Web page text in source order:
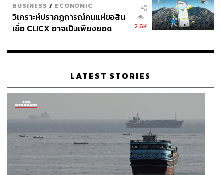
BUSINESS / ECONOMIC
วิเคราะห์ปรากฏการณ์คนแห่ขอสิน
เชื่อ CLICX อาจเป็นเพียงยอด
เรือนไทยที่ถูกซุกไว้
2.6K
LATEST STORIES